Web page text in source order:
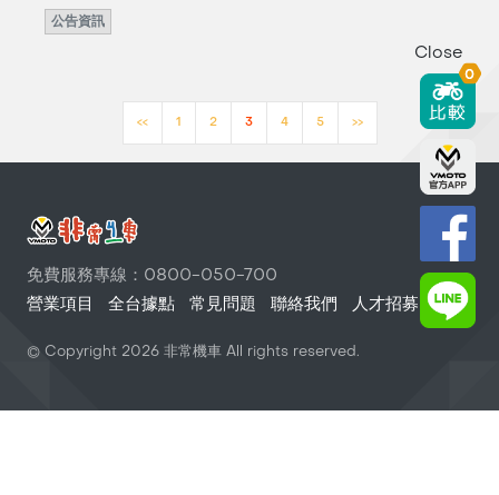
公告資訊
<< 1 2 3 4 5 >>
免費服務專線：0800-050-700
營業項目
全台據點 常見問題 聯絡我們 人才招募
© Copyright 2026 非常機車 All rights reserved.
Close
0